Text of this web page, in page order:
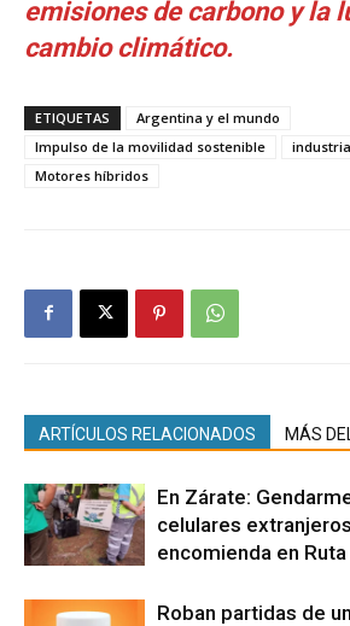
emisiones de carbono y la
cambio climático.
ETIQUETAS
Argentina y el mundo
Impulso de la movilidad sostenible
Motores híbridos
ARTÍCULOS RELACIONADOS MÁS
En Zárate:
celulares
encomienda en
Roban partidas de